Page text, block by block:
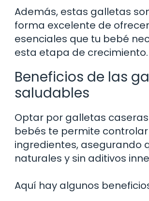
Además, estas galletas
forma excelente de
esenciales que tu bebé
esta etapa de crecimiento.
Beneficios de las
saludables
Optar por galletas
bebés te permite
ingredientes, asegurando
naturales y sin aditivos
Aquí hay algunos